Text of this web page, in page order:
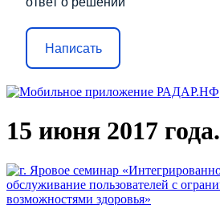
Написать
15 июня 2017 года.